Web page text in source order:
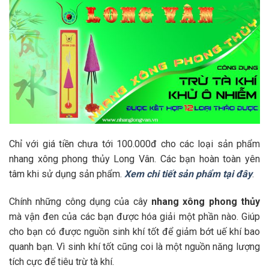
Chỉ với giá tiền chưa tới 100.000đ cho các loại sản phẩm
nhang xông phong thủy Long Vân. Các bạn hoàn toàn yên
tâm khi sử dụng sản phẩm. Xem chi tiết sản phẩm tại đây.
Chính những công dụng của cây nhang xông phong thủy
mà vận đen của các bạn được hóa giải một phần nào. Giúp
cho bạn có được nguồn sinh khí tốt để giảm bớt uế khí bao
quanh bạn. Vì sinh khí tốt cũng coi là một nguồn năng lượng
tích cực để tiêu trừ tà khí.